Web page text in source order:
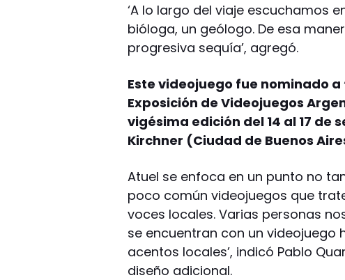
‘A lo largo del viaje escuchamos
bióloga, un geólogo. De esa
progresiva sequía’, agregó.
Este videojuego fue nominado a
Exposición de Videojuegos
vigésima edición del 14 al 17 de
Kirchner (Ciudad de Buenos
Atuel se enfoca en un punto no
poco común videojuegos que
voces locales. Varias personas
se encuentran con un
acentos locales’, indicó Pablo
diseño adicional.